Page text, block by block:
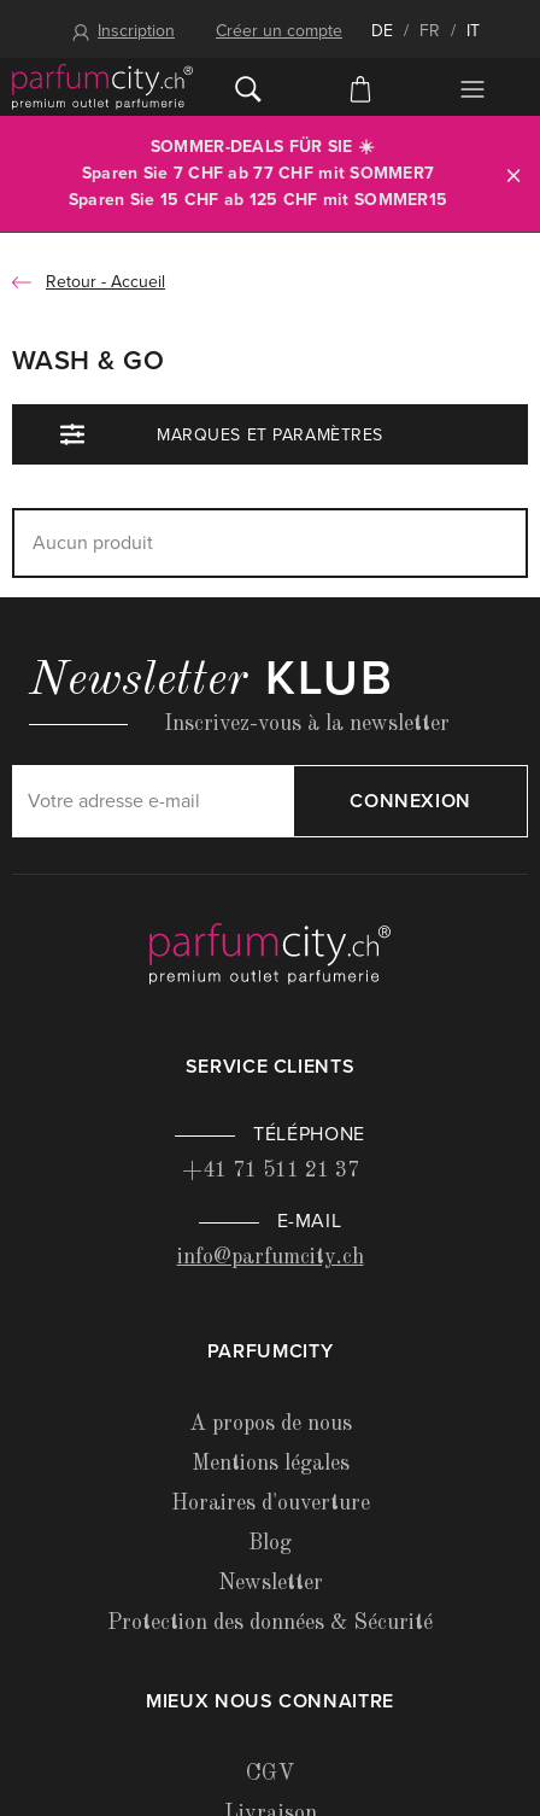
Inscription Créer un compte DE / FR / IT
SOMMER-DEALS FÜR SIE ☀️
Sparen Sie 7 CHF ab 77 CHF mitSOMMER7
Sparen Sie 15 CHF ab 125 CHF mit SOMMER15
Accueil
WASH & GO
MARQUES ET PARAMÈTRES
Aucun produit
Newsletter KLUB
Inscrivez-vous à la newsletter
CONNEXION
SERVICE CLIENTS
TÉLÉPHONE
+41 71 511 21 37
E-MAIL
info@parfumcity.ch
PARFUMCITY
A propos de nous
Mentions légales
Horaires d'ouverture
Blog
Newsletter
Protection des données & Sécurité
MIEUX NOUS CONNAITRE
CGV